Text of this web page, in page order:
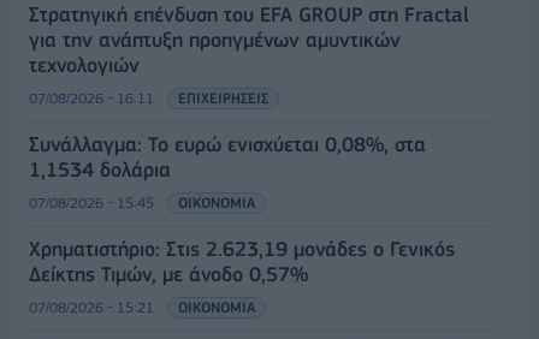
Στρατηγική επένδυση του EFA GROUP στη Fractal
για την ανάπτυξη προηγμένων αμυντικών
τεχνολογιών
07/08/2026 - 16:11 ΕΠΙΧΕΙΡΗΣΕΙΣ
Συνάλλαγμα: Το ευρώ ενισχύεται 0,08%, στα
1,1534 δολάρια
07/08/2026 - 15:45 ΟΙΚΟΝΟΜΙΑ
Χρηματιστήριο: Στις 2.623,19 μονάδες ο Γενικός
Δείκτης Τιμών, με άνοδο 0,57%
07/08/2026 - 15:21 ΟΙΚΟΝΟΜΙΑ